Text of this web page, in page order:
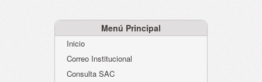
Atención al Ciudadano
Instituciones Educativas
Menú Principal
Inicio
Correo Institucional
Consulta SAC